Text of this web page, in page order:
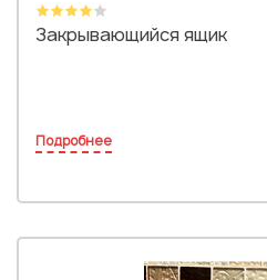
Закрывающийся ящик
Подробнее